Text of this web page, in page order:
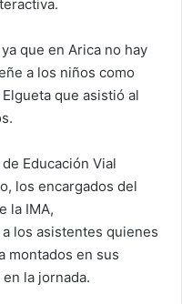
que en Arica no hay
a los niños como
que asistió al
Educación Vial
los encargados del
la IMA,
los asistentes quienes
montados en sus
la jornada.